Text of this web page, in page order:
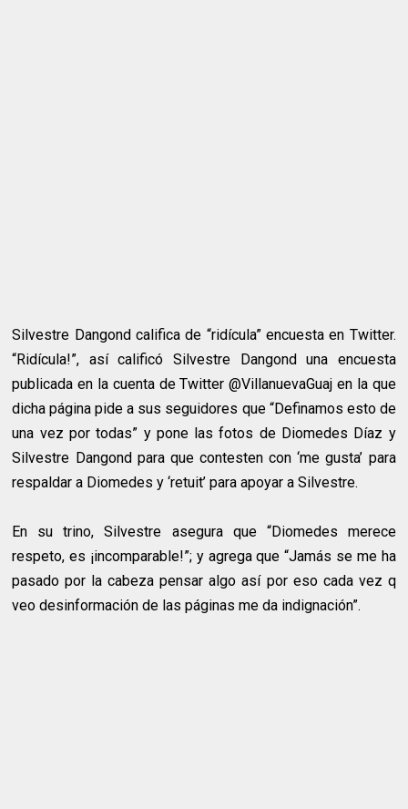
Silvestre Dangond califica de “ridícula” encuesta en Twitter.
“Ridícula!”, así calificó Silvestre Dangond una encuesta
publicada en la cuenta de Twitter @VillanuevaGuaj en la que
dicha página pide a sus seguidores que “Definamos esto de
una vez por todas” y pone las fotos de Diomedes Díaz y
Silvestre Dangond para que contesten con ‘me gusta’ para
respaldar a Diomedes y ‘retuit’ para apoyar a Silvestre.
En su trino, Silvestre asegura que “Diomedes merece
respeto, es ¡incomparable!”; y agrega que “Jamás se me ha
pasado por la cabeza pensar algo así por eso cada vez q
veo desinformación de las páginas me da indignación”.